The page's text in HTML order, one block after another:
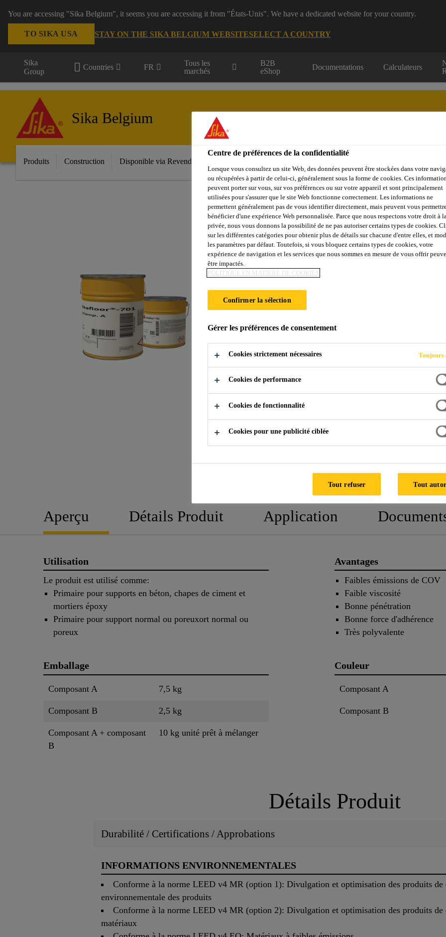
You are accessing "Sika Belgium", it seems you are accessing it from "États-Unis". We have a dedicated website for your country.
TO SIKA USA STAY ON THE SIKA BELGIUM WEBSITESELECT A COUNTRY
Sika
Group
Countries FR
Tous les
marchés
B2B
eShop
Documentations Calculateurs
Sika Belgium
Produits Construction Disponible via Revendeur
Sikafloor®-701
Primaire époxy à faible émission de COV,
Sikafloor®-701 est une résine époxy polyvalente à 2
utilisée comme primaire époxy, mortier de
Faibles émissions de COV
FICHE
TECHNIQUE
FICHE DE
Aperçu Détails Produit Application
Utilisation
Le produit est utilisé comme:
Primaire pour supports en béton, chapes de ciment et
mortiers époxy
Primaire pour support normal ou poreuxort normal ou
poreux
Avantages
Faibles émissions de COV
Faible viscosité
Bonne pénétration
Bonne force d'adhérence
Très polyvalente
Emballage
Composant A 7,5 kg
Composant B 2,5 kg
Composant A + composant
B
10 kg unité prêt à mélanger
Couleur
Composant A
Composant B
Détails Produit
Durabilité / Certifications / Approbations
INFORMATIONS ENVIRONNEMENTALES
Conforme à la norme LEED v4 MR (option 1): Divulgation et optimisation des produits
environnementale des produits
Conforme à la norme LEED v4 MR (option 2): Divulgation et optimisation des produits
matériaux
Centre de préférences de la confidentialité
Lorsque vous consultez un site Web, des données peuvent être stockées dans votre
ou récupérées à partir de celui-ci, généralement sous la forme de cookies. Ces
peuvent porter sur vous, sur vos préférences ou sur votre appareil et sont principalement
utilisées pour s'assurer que le site Web fonctionne correctement. Les informations ne
permettent généralement pas de vous identifier directement, mais peuvent vous
bénéficier d'une expérience Web personnalisée. Parce que nous respectons votre droit à
privée, nous vous donnons la possibilité de ne pas autoriser certains types de cookies.
sur les différentes catégories pour obtenir plus de détails sur chacune d'entre elles, et
les paramètres par défaut. Toutefois, si vous bloquez certains types de cookies, votre
expérience de navigation et les services que nous sommes en mesure de vous offrir
être impactés.
POLITIQUE EN MATIÈRE DE COOKIES
Confirmer la sélection
Gérer les préférences de consentement
Cookies strictement nécessaires Toujours
Cookies de performance
Cookies de fonctionnalité
Cookies pour une publicité ciblée
Tout refuser Tout